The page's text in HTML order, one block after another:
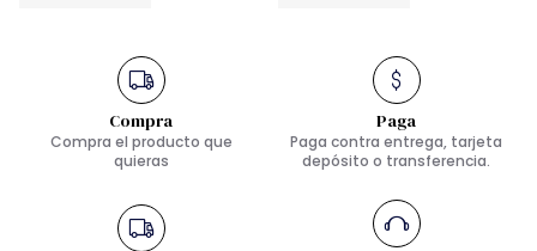
Compra
Compra el producto que
quieras
Paga
Paga contra entrega, tarjeta
depósito o transferencia.